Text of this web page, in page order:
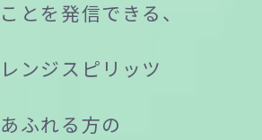
とを発信できる、
ンジスピリッツ
あふれる方の